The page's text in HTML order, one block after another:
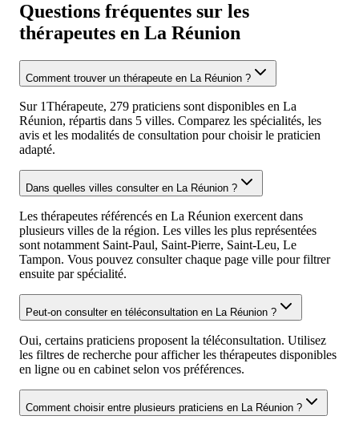
Questions fréquentes sur les
thérapeutes en La Réunion
Comment trouver un thérapeute en La Réunion ?
Sur 1Thérapeute, 279 praticiens sont disponibles en La
Réunion, répartis dans 5 villes. Comparez les spécialités, les
avis et les modalités de consultation pour choisir le praticien
adapté.
Dans quelles villes consulter en La Réunion ?
Les thérapeutes référencés en La Réunion exercent dans
plusieurs villes de la région. Les villes les plus représentées
sont notamment Saint-Paul, Saint-Pierre, Saint-Leu, Le
Tampon. Vous pouvez consulter chaque page ville pour filtrer
ensuite par spécialité.
Peut-on consulter en téléconsultation en La Réunion ?
Oui, certains praticiens proposent la téléconsultation. Utilisez
les filtres de recherche pour afficher les thérapeutes disponibles
en ligne ou en cabinet selon vos préférences.
Comment choisir entre plusieurs praticiens en La Réunion ?